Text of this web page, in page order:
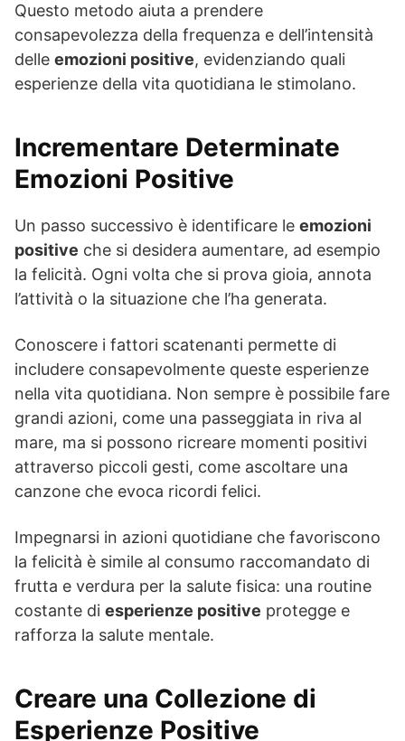
Questo metodo aiuta a prendere
consapevolezza della frequenza e dell’intensità
delle emozioni positive, evidenziando quali
esperienze della vita quotidiana le stimolano.
Incrementare Determinate
Emozioni Positive
Un passo successivo è identificare le emozioni
positive che si desidera aumentare, ad esempio
la felicità. Ogni volta che si prova gioia, annota
l’attività o la situazione che l’ha generata.
Conoscere i fattori scatenanti permette di
includere consapevolmente queste esperienze
nella vita quotidiana. Non sempre è possibile fare
grandi azioni, come una passeggiata in riva al
mare, ma si possono ricreare momenti positivi
attraverso piccoli gesti, come ascoltare una
canzone che evoca ricordi felici.
Impegnarsi in azioni quotidiane che favoriscono
la felicità è simile al consumo raccomandato di
frutta e verdura per la salute fisica: una routine
costante di esperienze positive protegge e
rafforza la salute mentale.
Creare una Collezione di
Esperienze Positive